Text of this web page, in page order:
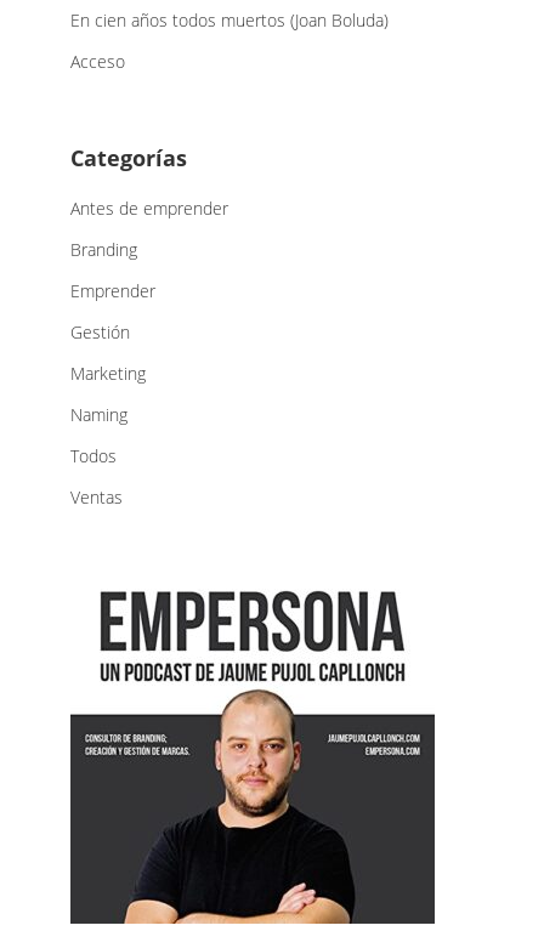
En cien años todos muertos (Joan Boluda)
Acceso
Categorías
Antes de emprender
Branding
Emprender
Gestión
Marketing
Naming
Todos
Ventas